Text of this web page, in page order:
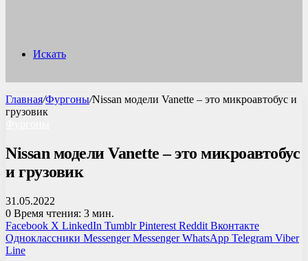
Искать
Главная/Фургоны/Nissan модели Vanette – это микроавтобус и
грузовик
Nissan модели Vanette – это микроавтобус
и грузовик
31.05.2022
0 Время чтения: 3 мин.
Facebook X LinkedIn Tumblr Pinterest Reddit Вконтакте
Одноклассники Messenger Messenger WhatsApp Telegram Viber
Line